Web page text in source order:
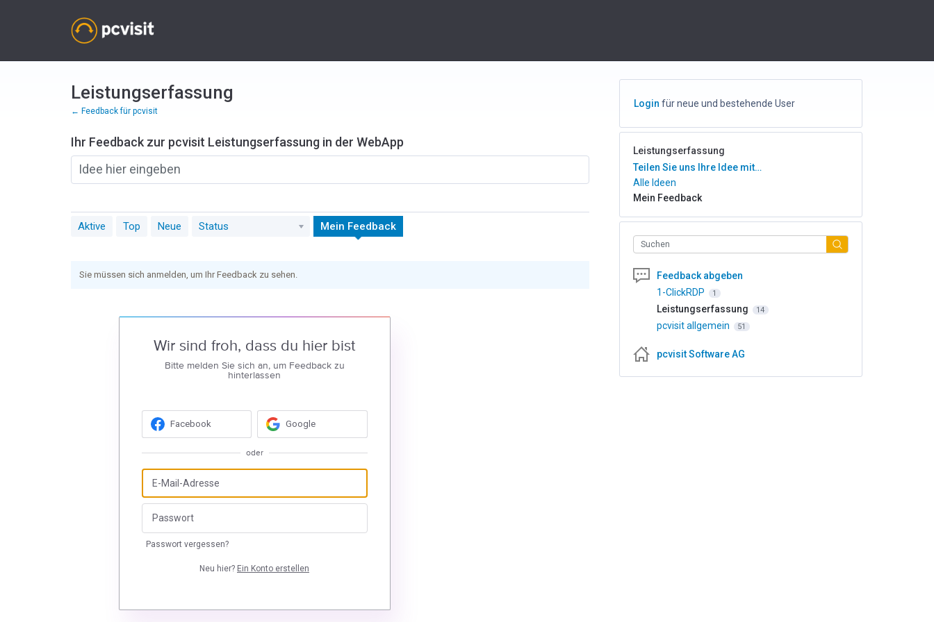
Leistungserfassung
← Feedback für pcvisit
Ihr Feedback zur pcvisit Leistungserfassung in der WebApp
Idee hier eingeben
Aktive Top Neue Status Mein Feedback
Sie müssen sich anmelden, um Ihr Feedback zu sehen.
Wir sind froh, dass du hier bist
Bitte melden Sie sich an, um Feedback zu
hinterlassen
Facebook Google
oder
Passwort vergessen?
Neu hier? Ein Konto erstellen
Login für neue und bestehende User
Leistungserfassung
Kategorien
Teilen Sie uns Ihre Idee mit…
Alle Ideen
Mein Feedback
Suchen
Feedback abgeben
1-ClickRDP
1
Leistungserfassung 14
pcvisit allgemein 51
pcvisit Software AG